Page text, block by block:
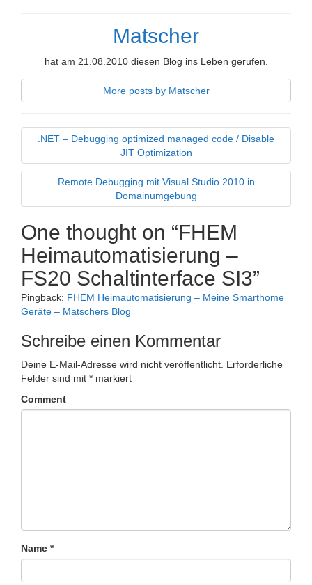
Matscher
hat am 21.08.2010 diesen Blog ins Leben gerufen.
More posts by Matscher
.NET – Debugging optimized managed code / Disable
JIT Optimization
Remote Debugging mit Visual Studio 2010 in
Domainumgebung
One thought on “FHEM
Heimautomatisierung –
FS20 Schaltinterface SI3”
Pingback: FHEM Heimautomatisierung – Meine Smarthome
Geräte – Matschers Blog
Schreibe einen Kommentar
Deine E-Mail-Adresse wird nicht veröffentlicht. Erforderliche
Felder sind mit * markiert
Comment
Name *